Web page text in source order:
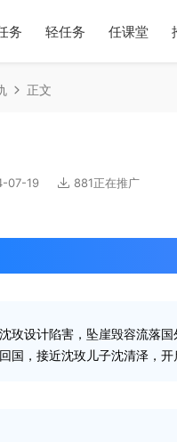
务 轻任务 任课堂
正文
07-19
881正在推广
玫设计陷害，坠崖毁容流落
国，接近沈玫儿子沈清泽，开